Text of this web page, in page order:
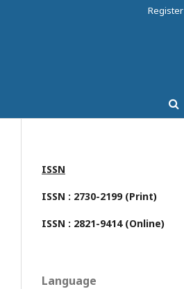
Register
ISSN
ISSN : 2730-2199 (Print)
ISSN : 2821-9414 (Online)
Language